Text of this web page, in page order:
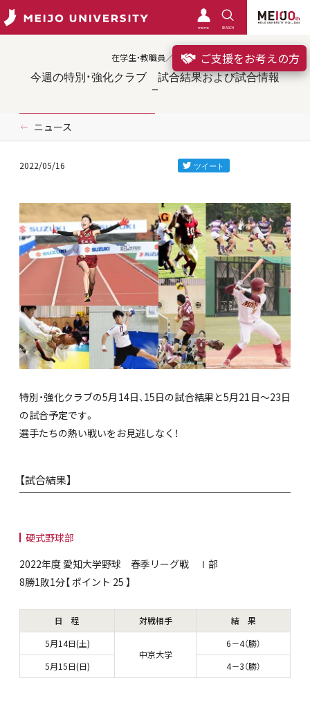
meimo SEARCH
ご支援をお考えの方
在学生・教職員／クラブ
今週の特別・強化クラブ 試合結果および試合情報
ニュース
2022/05/16
特別・強化クラブの5月14日、15日の試合結果と5月21日～23日
の試合予定です。
選手たちの熱い戦いをお見逃しなく！
【試合結果】
硬式野球部
2022年度 愛知大学野球 春季リーグ戦 Ⅰ部
8勝1敗1分【 ポイント 25 】
日 程 対戦相手
結 果
5月14日(土)
中京大学
6－4（勝）
5月15日(日)
4－3（勝）